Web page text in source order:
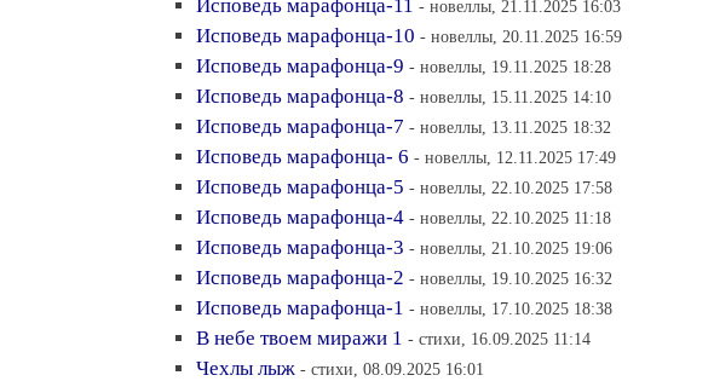
Исповедь марафонца-11 - новеллы, 21.11.2025 16:03
Исповедь марафонца-10 - новеллы, 20.11.2025 16:59
Исповедь марафонца-9 - новеллы, 19.11.2025 18:28
Исповедь марафонца-8 - новеллы, 15.11.2025 14:10
Исповедь марафонца-7 - новеллы, 13.11.2025 18:32
Исповедь марафонца- 6 - новеллы, 12.11.2025 17:49
Исповедь марафонца-5 - новеллы, 22.10.2025 17:58
Исповедь марафонца-4 - новеллы, 22.10.2025 11:18
Исповедь марафонца-3 - новеллы, 21.10.2025 19:06
Исповедь марафонца-2 - новеллы, 19.10.2025 16:32
Исповедь марафонца-1 - новеллы, 17.10.2025 18:38
В небе твоем миражи 1 - стихи, 16.09.2025 11:14
Чехлы лыж - стихи, 08.09.2025 16:01